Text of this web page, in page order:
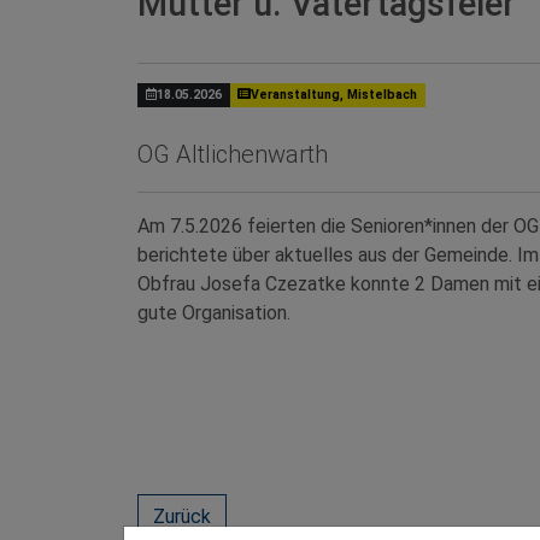
18.05.2026 Veranstaltung, Mistelbach
OG Altlichenwarth
Am 7.5.2026 feierten die Senioren*innen der
berichtete über aktuelles aus der Gemeinde.
Obfrau Josefa Czezatke konnte 2 Damen mit
gute Organisation.
Zurück